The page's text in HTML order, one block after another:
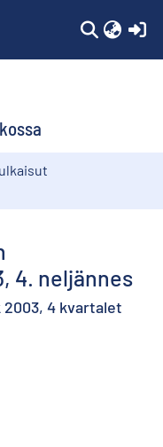
4. neljännes
4 kvartalet